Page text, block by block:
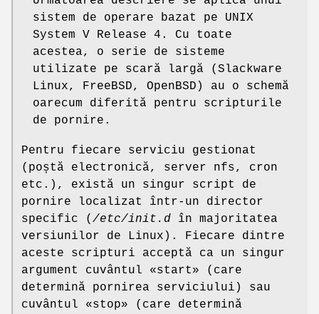
sistem de operare bazat pe UNIX
System V Release 4. Cu toate
acestea, o serie de sisteme
utilizate pe scară largă (Slackware
Linux, FreeBSD, OpenBSD) au o schemă
oarecum diferită pentru scripturile
de pornire.
Pentru fiecare serviciu gestionat
(poștă electronică, server nfs, cron
etc.), există un singur script de
pornire localizat într-un director
specific ( /etc/init.d în majoritatea
versiunilor de Linux). Fiecare dintre
aceste scripturi acceptă ca un singur
argument cuvântul «start» (care
determină pornirea serviciului) sau
cuvântul «stop» (care determină